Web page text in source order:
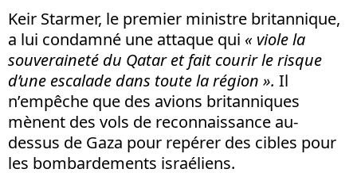
Keir Starmer, le premier ministre britannique,
a lui condamné une attaque qui « violela
souveraineté du Qatar et fait courir le risque
d’une escalade dans toute la région ». Il
n’empêche que des avions britanniques
mènent des vols de reconnaissance au-
dessus de Gaza pour repérer des cibles pour
les bombardements israéliens.